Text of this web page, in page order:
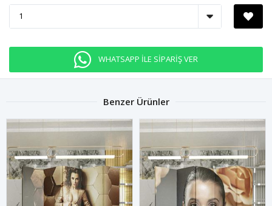
WHATSAPP İLE SİPARİŞ VER
Benzer Ürünler